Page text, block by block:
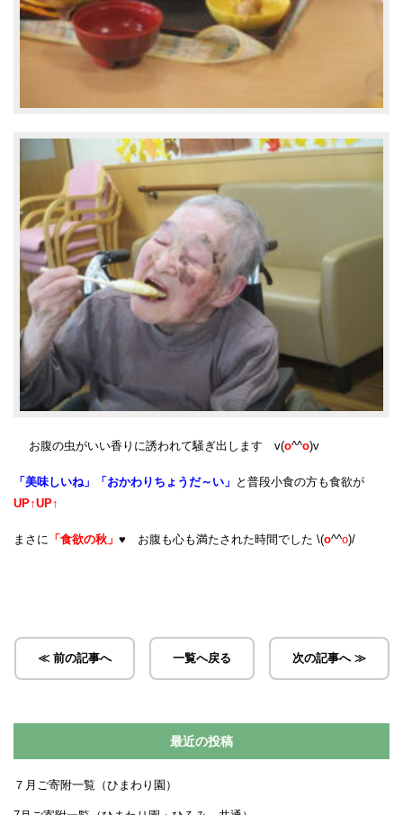
お腹の虫がいい香りに誘われて騒ぎ出します v(o^^o)v
「美味しいね」「おかわりちょうだ～い」 と普段小食の方も食欲が
UP↑UP↑
まさに 「食欲の秋」 ♥ お腹も心も満たされた時間でした \(o^^o)/
≪ 前の記事へ 一覧へ戻る 次の記事へ ≫
最近の投稿
７月ご寄附一覧（ひまわり園）